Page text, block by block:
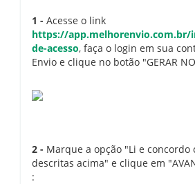
1 - Acesse o link
https://app.melhorenvio.com.br/
de-acesso, faça o login em sua
Envio e clique no botão "GERAR
2 - Marque a opção "Li e concordo
descritas acima" e clique em
: